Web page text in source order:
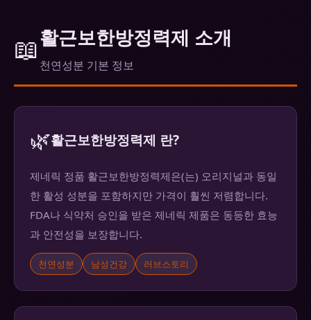
📖활근보한방정력제 소개
천연성분 기본 정보
🌿활근보한방정력제 란?
제네릭 정품 활근보한방정력제은(는) 오리지널과 동일
한 활성 성분을 포함하지만 가격이 훨씬 저렴합니다.
FDA나 식약처 승인을 받은 제네릭 제품은 동등한 효능
과 안전성을 보장합니다.
천연성분 남성건강 러브스토리